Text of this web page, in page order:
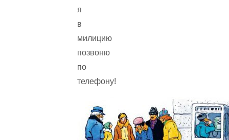
я
в
милицию
позвоню
по
телефону!